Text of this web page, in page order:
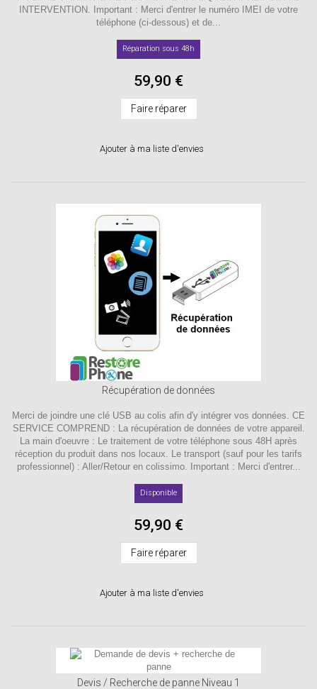
INTERVENTION. Important : Merci d'entrer le numéro IMEI de votre
téléphone (ci-dessous) et de...
Réparation sous 48h
59,90 €
Faire réparer
Ajouter à ma liste d'envies
Récupération de données
Merci de joindre une clé USB au colis afin d'y intégrer vos données. CE
SERVICE COMPREND : La récupération de données de votre appareil.
La main d'oeuvre : Le traitement de votre téléphone sous 48H après
réception du produit dans nos locaux. Le transport (sauf pour les tarifs
professionnel) : Aller/Retour en colissimo. Important : Merci d'entrer...
Disponible
59,90 €
Faire réparer
Ajouter à ma liste d'envies
Devis / Recherche de panne Niveau 1